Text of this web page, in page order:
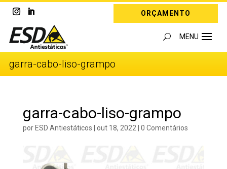
ORÇAMENTO
garra-cabo-liso-grampo
garra-cabo-liso-grampo
porESD Antiestáticos | out 18, 2022 | 0 Comentários